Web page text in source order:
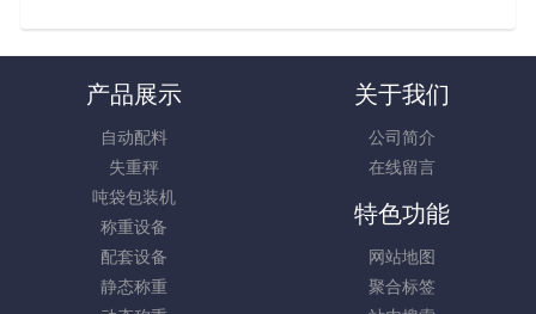
产品展示
自动配料
失重秤
吨袋包装机
称重设备
配套设备
静态称重
关于我们
公司简介
在线留言
特色功能
网站地图
聚合标签